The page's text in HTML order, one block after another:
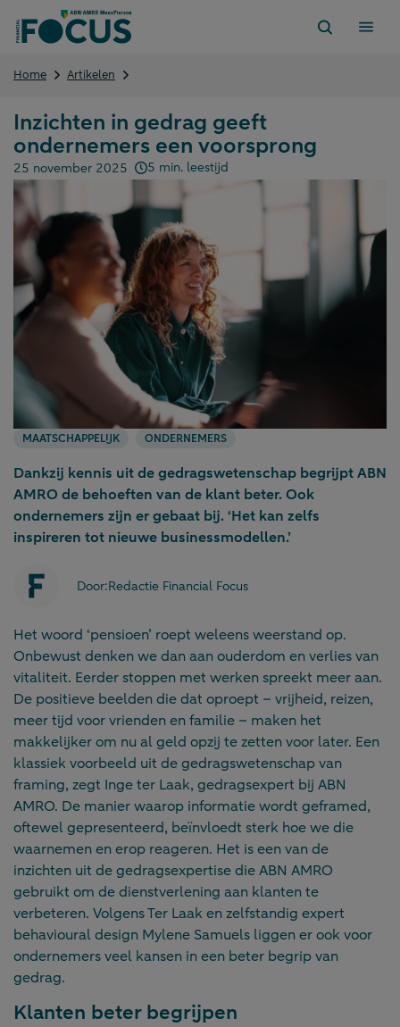
naar
Home Artikelen
geeft
ondernemers
een
voorsprong
Inzichten in gedrag geeft
ondernemers een voorsprong
Gepubliceerd op:
25 november 2025 5 min. leestijd
MAATSCHAPPELIJK ONDERNEMERS
Dankzij kennis uit de gedragswetenschap begrijpt ABN
AMRO de behoeften van de klant beter. Ook
ondernemers zijn er gebaat bij. ‘Het kan zelfs
inspireren tot nieuwe businessmodellen.’
Door:Redactie Financial Focus
Het woord ‘pensioen’ roept weleens weerstand op.
Onbewust denken we dan aan ouderdom en verlies van
vitaliteit. Eerder stoppen met werken spreekt meer aan.
De positieve beelden die dat oproept – vrijheid, reizen,
meer tijd voor vrienden en familie – maken het
makkelijker om nu al geld opzij te zetten voor later. Een
klassiek voorbeeld uit de gedragswetenschap van
framing, zegt Inge ter Laak, gedragsexpert bij ABN
AMRO. De manier waarop informatie wordt geframed,
oftewel gepresenteerd, beïnvloedt sterk hoe we die
waarnemen en erop reageren. Het is een van de
inzichten uit de gedragsexpertise die ABN AMRO
gebruikt om de dienstverlening aan klanten te
verbeteren. Volgens Ter Laak en zelfstandig expert
behavioural design Mylene Samuels liggen er ook voor
ondernemers veel kansen in een beter begrip van
gedrag.
Klanten beter begrijpen